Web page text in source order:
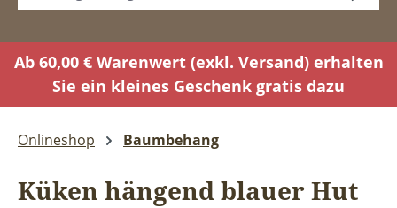
Ab 60,00 € Warenwert (exkl. Versand) erhalten
Sie ein kleines Geschenk gratis dazu
Onlineshop Baumbehang
Küken hängend blauer Hut